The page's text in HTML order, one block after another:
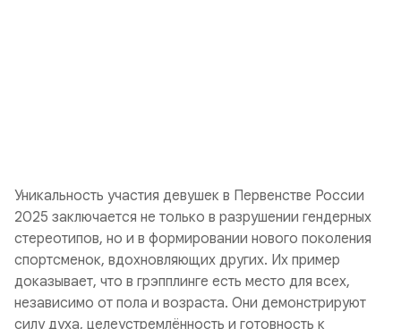
Уникальность участия девушек в Первенстве России
2025 заключается не только в разрушении гендерных
стереотипов, но и в формировании нового поколения
спортсменок, вдохновляющих других. Их пример
доказывает, что в грэпплинге есть место для всех,
независимо от пола и возраста. Они демонстрируют
силу духа, целеустремлённость и готовность к